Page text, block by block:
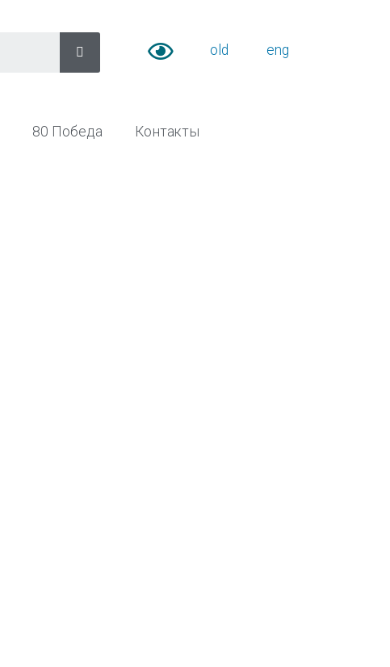
old eng
80 Победа Контакты